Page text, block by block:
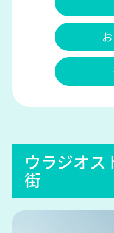
ウラジオス
街